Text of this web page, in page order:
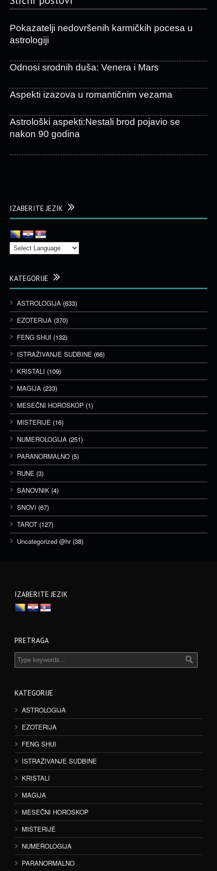
Pokazatelji nedovršenih karmičkih pocesa u
astrologiji
Odnosi srodnih duša: Venera i Mars
Aspekti izazova u romantičnim vezama
Astrološki aspekti:Nestali brod pojavio se
nakon 90 godina
IZABERITE JEZIK
KATEGORIJE
ASTROLOGIJA (633)
EZOTERIJA (370)
FENG SHUI (132)
ISTRAŽIVANJE SUDBINE (66)
KRISTALI (109)
MAGIJA (233)
MESEČNI HOROSKOP (1)
MISTERIJE (16)
NUMEROLOGIJA (251)
PARANORMALNO (5)
RUNE (3)
SANOVNIK (4)
SNOVI (67)
TAROT (127)
Uncategorized @hr(38)
IZABERITE JEZIK
PRETRAGA
KATEGORIJE
ASTROLOGIJA
EZOTERIJA
FENG SHUI
ISTRAŽIVANJE SUDBINE
KRISTALI
MAGIJA
MESEČNI HOROSKOP
MISTERIJE
NUMEROLOGIJA
PARANORMALNO